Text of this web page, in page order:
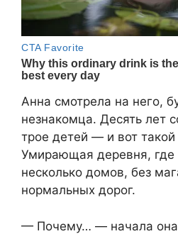
Анна смотрела на него,
незнакомца. Десять лет
трое детей — и вот такой
Умирающая деревня, где
несколько домов, без
нормальных дорог.
— Почему… — начала